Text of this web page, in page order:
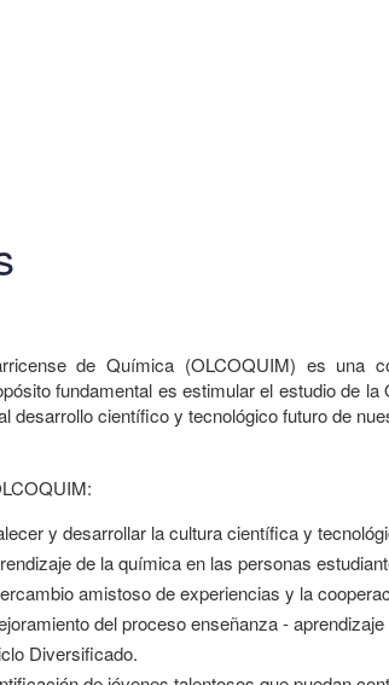
de Química (OLCOQUIM) es una
fundamental es estimular el estudio de
desarrollo científico y tecnológico futuro de
y desarrollar la cultura científica y
de la química en las personas
amistoso de experiencias y la
del proceso enseñanza -
Diversificado.